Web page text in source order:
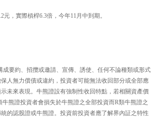
，實際槓桿6.3倍，今年11月中到期。
要約、招攬或邀請、宣傳、誘使、任何不論種類或形式
人無力償債或違約，投資者可能無法收回部分或全部應
未來表現。牛熊證設有強制性收回特點，若相關資產價
熊證投資者會損失於牛熊證之全部投資而R類牛熊證之
的認股證或牛熊證。投資前投資者應了解界內証之特性